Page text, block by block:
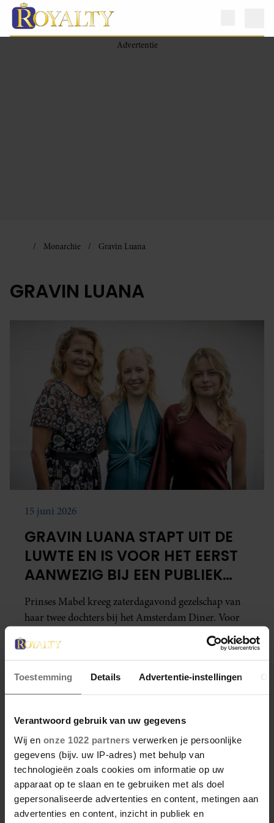
Toestemming Details Advertentie-instellingen
Verantwoord gebruik van uw gegevens
Wij en onze 1022 partners verwerken je persoonlijke
gegevens (bijv. uw IP-adres) met behulp van
technologieën zoals cookies om informatie op uw
apparaat op te slaan en te gebruiken met als doel
gepersonaliseerde advertenties en content, metingen aan
advertenties en content, inzicht in publiek en
Monarchie Gravin Luana
GRAVIN LUANA
15 juni 2026
GRAVIN LUANA STAPT UIT DE
LUWTE EN IS VOOR HET EERST
AANWEZIG BIJ EEN PUBLIEK
BENEFIETEVENT
Prinses Mabel kreeg zaterdagavond gezelschap van
haar twee dochters bij het Amsterdam Diner. Voor
gravin Luana van Oranje-Nassau (21) was het, voor
zover bekend, de eerste keer dat ze zich bij zo’n
publiek benefietevent in avondkleding liet zien.